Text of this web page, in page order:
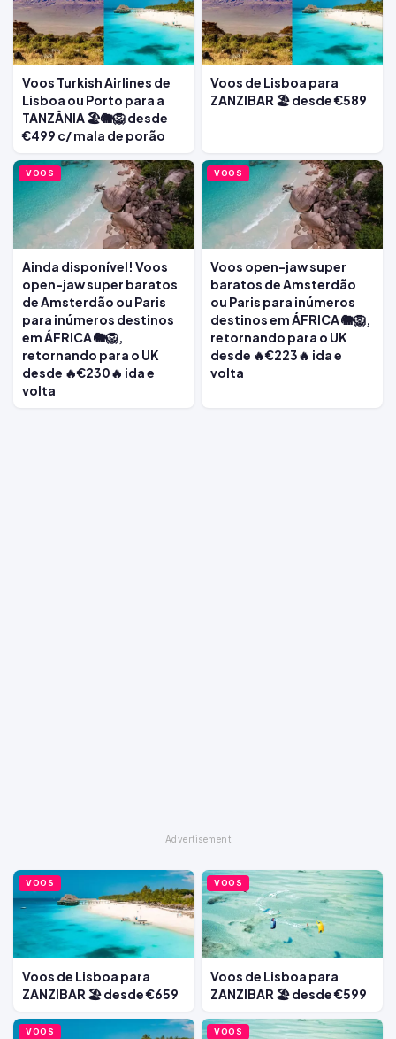
Voos Turkish Airlines de
Lisboa ou Porto para a
TANZÂNIA 🏖️🐘🦁 desde
€499 c/ mala de porão
Voos de Lisboa para
ZANZIBAR 🏖️ desde €589
VOOS
Ainda disponível! Voos
open-jaw super baratos
de Amsterdão ou Paris
para inúmeros destinos
em ÁFRICA 🐘🦁,
retornando para o UK
desde 🔥€230🔥 ida e
volta
VOOS
Voos open-jaw super
baratos de Amsterdão
ou Paris para inúmeros
destinos em ÁFRICA 🐘🦁,
retornando para o UK
desde 🔥€223🔥 ida e
volta
VOOS
Voos de Lisboa para
ZANZIBAR 🏖️ desde €659
VOOS
Voos de Lisboa para
ZANZIBAR 🏖️ desde €599
VOOS VOOS